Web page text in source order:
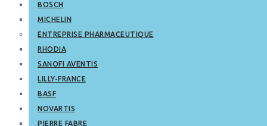
BOSCH
MICHELIN
ENTREPRISE PHARMACEUTIQUE
RHODIA
SANOFI AVENTIS
LILLY-FRANCE
BASF
NOVARTIS
PIERRE FABRE